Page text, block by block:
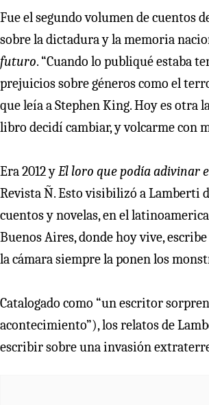
Fue el segundo volumen de cuentos
sobre la dictadura y la memoria
futuro. “Cuando lo publiqué estaba
prejuicios sobre géneros como el
que leía a Stephen King. Hoy es otra
libro decidí cambiar, y volcarme con
Era 2012 yEl loro que podía adivinar
Revista Ñ. Esto visibilizó a Lamberti
cuentos y novelas, en el
Buenos Aires, donde hoy vive,
la cámara siempre la ponen los
Catalogado como “un escritor
acontecimiento”), los relatos de
escribir sobre una invasión